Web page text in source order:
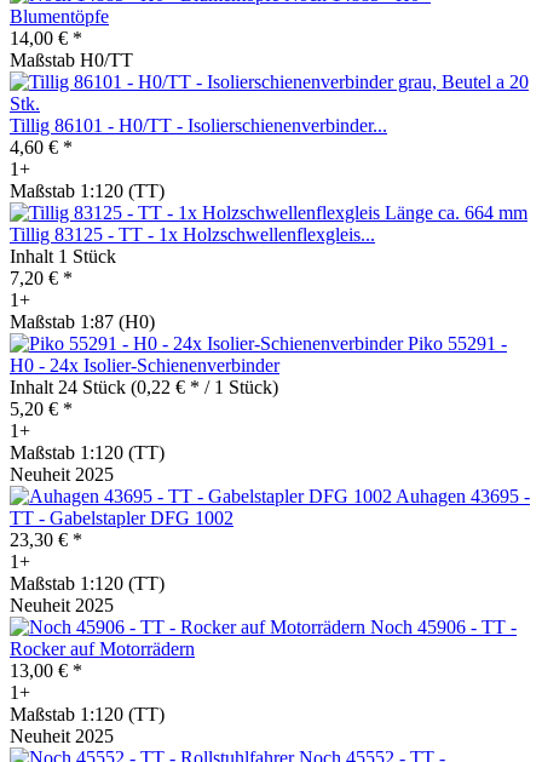
Blumentöpfe
14,00 € *
Maßstab H0/TT
Tillig 86101 - H0/TT - Isolierschienenverbinder...
4,60 € *
1+
Maßstab 1:120 (TT)
Tillig 83125 - TT - 1x Holzschwellenflexgleis...
Inhalt 1 Stück
7,20 € *
1+
Maßstab 1:87 (H0)
Piko 55291 -
H0 - 24x Isolier-Schienenverbinder
Inhalt 24 Stück (0,22 € * / 1 Stück)
5,20 € *
1+
Maßstab 1:120 (TT)
Neuheit 2025
Auhagen 43695 -
TT - Gabelstapler DFG 1002
23,30 € *
1+
Maßstab 1:120 (TT)
Neuheit 2025
Noch 45906 - TT -
Rocker auf Motorrädern
13,00 € *
1+
Maßstab 1:120 (TT)
Neuheit 2025
Noch 45552 - TT -